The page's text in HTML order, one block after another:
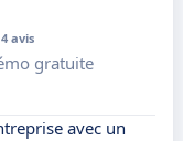
4 avis
gratuite
avec un